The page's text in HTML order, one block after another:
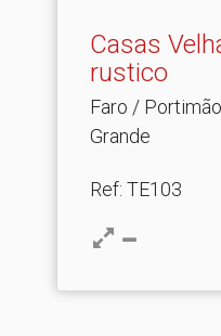
Casas
rustico
Faro /
Grande
Ref: TE103